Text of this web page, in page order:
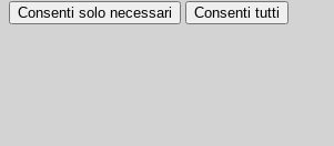
Consenti solo necessari Consenti tutti